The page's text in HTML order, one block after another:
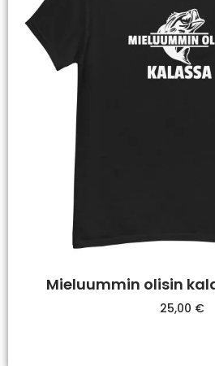
Mieluummin olisin
25,00 €